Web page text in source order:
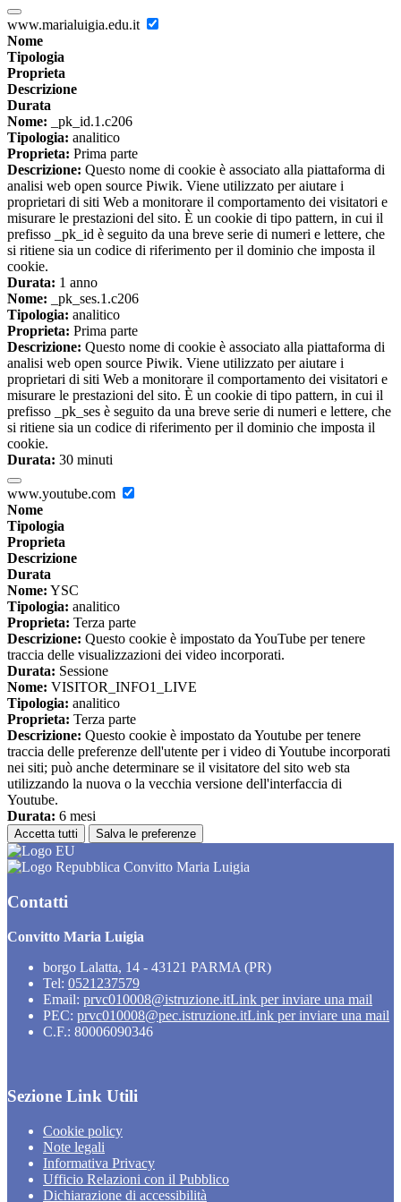
www.marialuigia.edu.it
Nome
Tipologia
Proprieta
Descrizione
Durata
Nome: _pk_id.1.c206
Tipologia: analitico
Proprieta: Prima parte
Descrizione: Questo nome di cookie è associato alla piattaforma di
analisi web open source Piwik. Viene utilizzato per aiutare i
proprietari di siti Web a monitorare il comportamento dei visitatori e
misurare le prestazioni del sito. È un cookie di tipo pattern, in cui il
prefisso _pk_id è seguito da una breve serie di numeri e lettere, che
si ritiene sia un codice di riferimento per il dominio che imposta il
cookie.
Durata: 1 anno
Nome: _pk_ses.1.c206
Tipologia: analitico
Proprieta: Prima parte
Descrizione: Questo nome di cookie è associato alla piattaforma di
analisi web open source Piwik. Viene utilizzato per aiutare i
proprietari di siti Web a monitorare il comportamento dei visitatori e
misurare le prestazioni del sito. È un cookie di tipo pattern, in cui il
prefisso _pk_ses è seguito da una breve serie di numeri e lettere, che
si ritiene sia un codice di riferimento per il dominio che imposta il
cookie.
Durata: 30 minuti
www.youtube.com
Nome
Tipologia
Proprieta
Descrizione
Durata
Nome: YSC
Tipologia: analitico
Proprieta: Terza parte
Descrizione: Questo cookie è impostato da YouTube per tenere
traccia delle visualizzazioni dei video incorporati.
Durata: Sessione
Nome: VISITOR_INFO1_LIVE
Tipologia: analitico
Proprieta: Terza parte
Descrizione: Questo cookie è impostato da Youtube per tenere
traccia delle preferenze dell'utente per i video di Youtube incorporati
nei siti; può anche determinare se il visitatore del sito web sta
utilizzando la nuova o la vecchia versione dell'interfaccia di
Youtube.
Durata: 6 mesi
Accetta tutti Salva le preferenze
Convitto Maria Luigia
Contatti
Convitto Maria Luigia
borgo Lalatta, 14 - 43121 PARMA (PR)
Tel: 0521237579
Email: prvc010008@istruzione.itLink per inviare una mail
PEC: prvc010008@pec.istruzione.itLink per inviare una mail
C.F.: 80006090346
Sezione Link Utili
Cookie policy
Note legali
Informativa Privacy
Ufficio Relazioni con il Pubblico
Dichiarazione di accessibilità